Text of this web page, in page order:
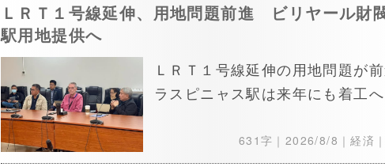
ＬＲＴ１号線延伸、用地問題前進 ビリヤール財
駅用地提供へ
ＬＲＴ１号線延伸の用地問題が前
ラスピニャス駅は来年にも着工へ
631字｜ 2026/8/8 ｜経済｜